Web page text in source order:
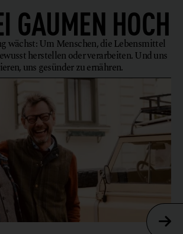
GAUMEN HOCH
wächst: Um Menschen, die Lebensmittel
herstellen oder verarbeiten. Und uns
uns gesünder zu ernähren.